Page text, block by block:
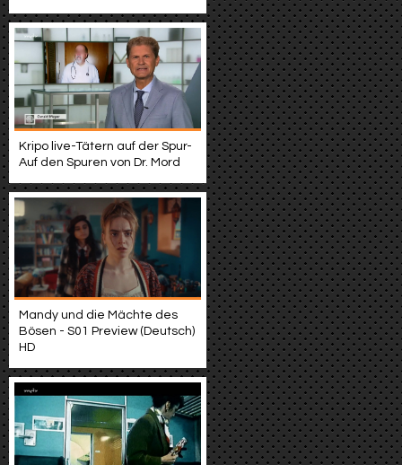
Kripo live-Tätern auf der Spur-
Auf den Spuren von Dr. Mord
Mandy und die Mächte des
Bösen - S01 Preview (Deutsch)
HD